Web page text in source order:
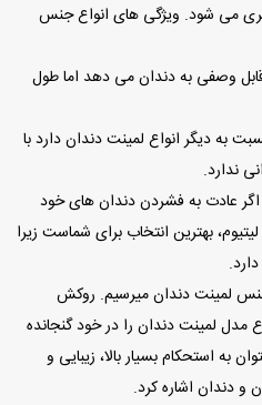
می شود. ویژگی های انواع جنس
وصفی به دندان می دهد اما طول
دیگر انواع لمینت دندان دارد با
ندارد.
عادت به فشردن دندان های خود
بهترین انتخاب برای شماست زیرا
جنس لمینت دندان میرسیم. روکش
مدل لمینت دندان را در خود گنجانده
به استحکام بسیار بالا، زیبایی و
و دندان اشاره کرد.